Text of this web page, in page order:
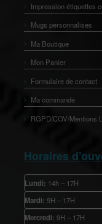
Impression étiquettes
Mugs personnalises
Ma Boutique
Mon Panier
Formulaire de contact
Ma commande
RGPD/CGV/Mentions
Horaires
Lundi: 14h – 17H
Mardi: 9H – 17H
Mercredi: 9H – 17H